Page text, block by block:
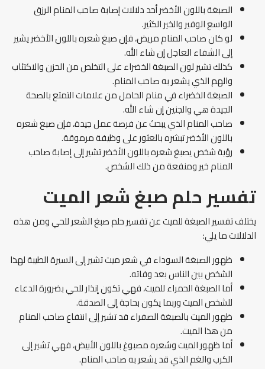
الصبغة باللون الأخضر أحد دلالات إصابة صاحب المنام الرزق
الواسع الوفير والخير الكثير.
لو كان صاحب المنام مريض، فإن صبغ شعره باللون الأخضر يشير
إلى الشفاء العاجل إن شاء الله.
كذلك تشير لون الصبغة الخضراء على التخلص من الحزن والاكتئاب
والهم الذي يشعر به صاحب المنام.
الصبغة الخضراء في منام الحامل من علامات التمتع بالصحة
الجيدة هي والجنين إن شاء الله.
صاحب المنام الذي يبحث عن فرصة عمل جيدة، فإن صبغ شعره
باللون الأخضر تبشره بالعثور على وظيفة مرموقة.
رؤية شخص يصبغ شعره باللون الأخضر تشير إلى إصابة صاحب
المنام خير ومنفعة من ذلك الشخص.
تفسير حلم صبغ شعر الميت
يختلف تفسير الصبغة للميت عن تفسير حلم صبغ الشعر للحي ومن هذه
الدلالات ما يلي:
ظهور الصبغة السوداء في شعر ميت تشير إلى السيرة الطيبة لهذا
الشخص بين الناس بعد وفاته.
أما الصبغة الحمراء للميت، فهي تكون إنذار للحي بضرورة الدعاء
للشخص الميت وربما يكون بحاجة إلى الصدقة.
ظهور الميت بالصبغة الصفراء قد تشير إلى انتفاع صاحب المنام
من هذا الميت.
أما ظهور الميت وشعره مصبوغ باللون الأبيض، فهي تشير إلى
الكرب والغم الذي قد يشعر به صاحب المنام.